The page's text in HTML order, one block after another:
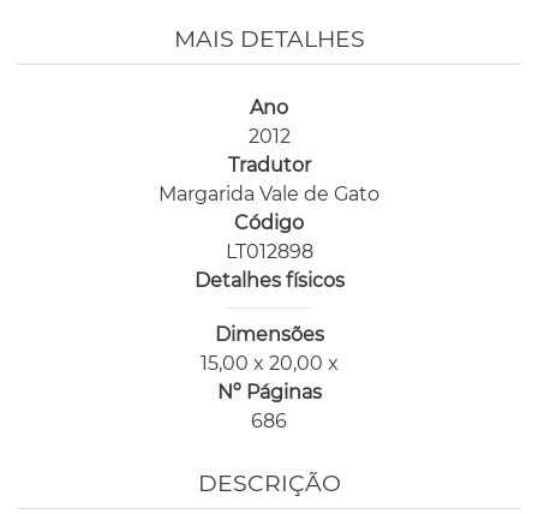
MAIS DETALHES
Ano
2012
Tradutor
Margarida Vale de Gato
Código
LT012898
Detalhes físicos
Dimensões
15,00 x 20,00 x
Nº Páginas
686
DESCRIÇÃO